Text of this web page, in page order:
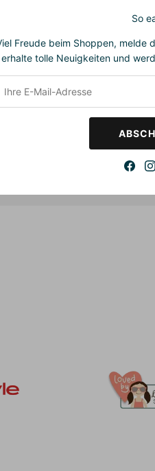
Club
Teil unseres BEACH Clubs und
So
Freude beim Shoppen, melde
erhalte tolle Neuigkeiten und